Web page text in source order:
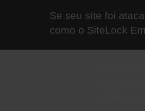
Se seu site foi
como o SiteLock